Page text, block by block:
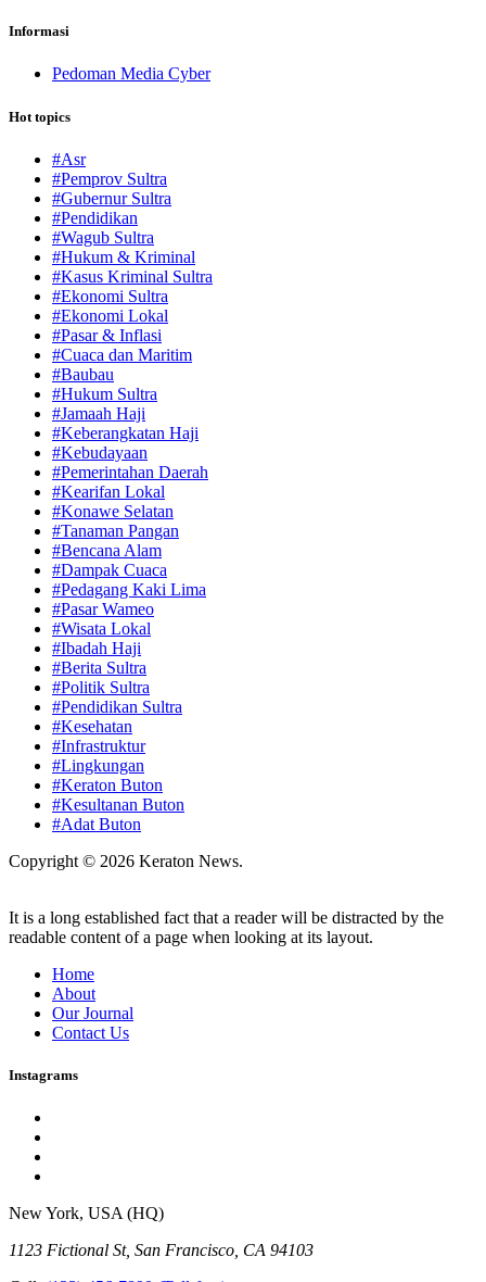
Informasi
Pedoman Media Cyber
Hot topics
#Asr
#Pemprov Sultra
#Gubernur Sultra
#Pendidikan
#Wagub Sultra
#Hukum & Kriminal
#Kasus Kriminal Sultra
#Ekonomi Sultra
#Ekonomi Lokal
#Pasar & Inflasi
#Cuaca dan Maritim
#Baubau
#Hukum Sultra
#Jamaah Haji
#Keberangkatan Haji
#Kebudayaan
#Pemerintahan Daerah
#Kearifan Lokal
#Konawe Selatan
#Tanaman Pangan
#Bencana Alam
#Dampak Cuaca
#Pedagang Kaki Lima
#Pasar Wameo
#Wisata Lokal
#Ibadah Haji
#Berita Sultra
#Politik Sultra
#Pendidikan Sultra
#Kesehatan
#Infrastruktur
#Lingkungan
#Keraton Buton
#Kesultanan Buton
#Adat Buton
Copyright © 2026 Keraton News.
It is a long established fact that a reader will be distracted by the
readable content of a page when looking at its layout.
Home
About
Our Journal
Contact Us
Instagrams
New York, USA (HQ)
1123 Fictional St, San Francisco, CA 94103